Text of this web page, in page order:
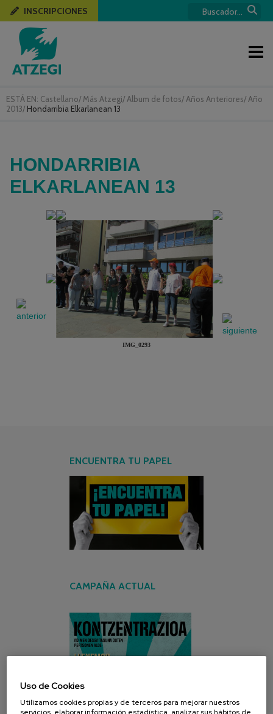
ESTÁ EN: Castellano/ Más Atzegi/ Album de fotos/ Años Anteriores/ Año
2013/ Hondarribia Elkarlanean 13
INSCRIPCIONES
HONDARRIBIA
ELKARLANEAN 13
IMG_0293
ENCUENTRA TU PAPEL
CAMPAÑA ACTUAL
Uso de Cookies
Utilizamos cookies propias y de terceros para mejorar nuestros